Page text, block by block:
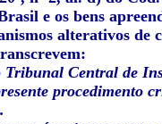
e os bens
alterativos de
Tribunal Central de
procedimento